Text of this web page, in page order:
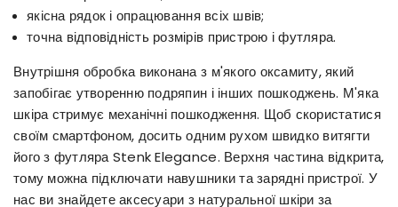
якісна рядок і опрацювання всіх швів;
точна відповідність розмірів пристрою і футляра.
Внутрішня обробка виконана з м'якого оксамиту, який
запобігає утворенню подряпин і інших пошкоджень. М'яка
шкіра стримує механічні пошкодження. Щоб скористатися
своїм смартфоном, досить одним рухом швидко витягти
його з футляра Stenk Elegance. Верхня частина відкрита,
тому можна підключати навушники та зарядні пристрої. У
нас ви знайдете аксесуари з натуральної шкіри за